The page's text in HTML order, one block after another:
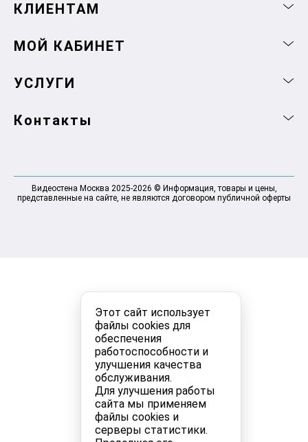
Этот сайт использует
файлы cookies для
обеспечения
работоспособности и
улучшения качества
обслуживания.
Для улучшения работы
сайта мы применяем
файлы cookies и
серверы статистики.
КЛИЕНТАМ
МОЙ КАБИНЕТ
УСЛУГИ
Контакты
Видеостена Москва 2025-2026 © Информация, товары и цены,
представленные на сайте, не являются договором публичной оферты